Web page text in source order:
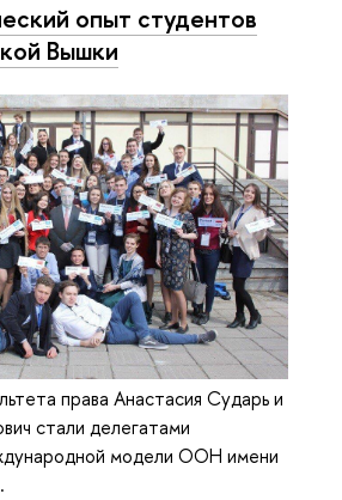
опыт студентов
Вышки
права Анастасия Сударь и
стали делегатами
модели ООН имени